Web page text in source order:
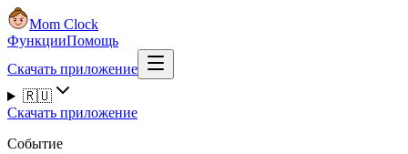
Mom Clock
ФункцииПомощь
Скачать приложение
🇷🇺
Скачать приложение
Событие